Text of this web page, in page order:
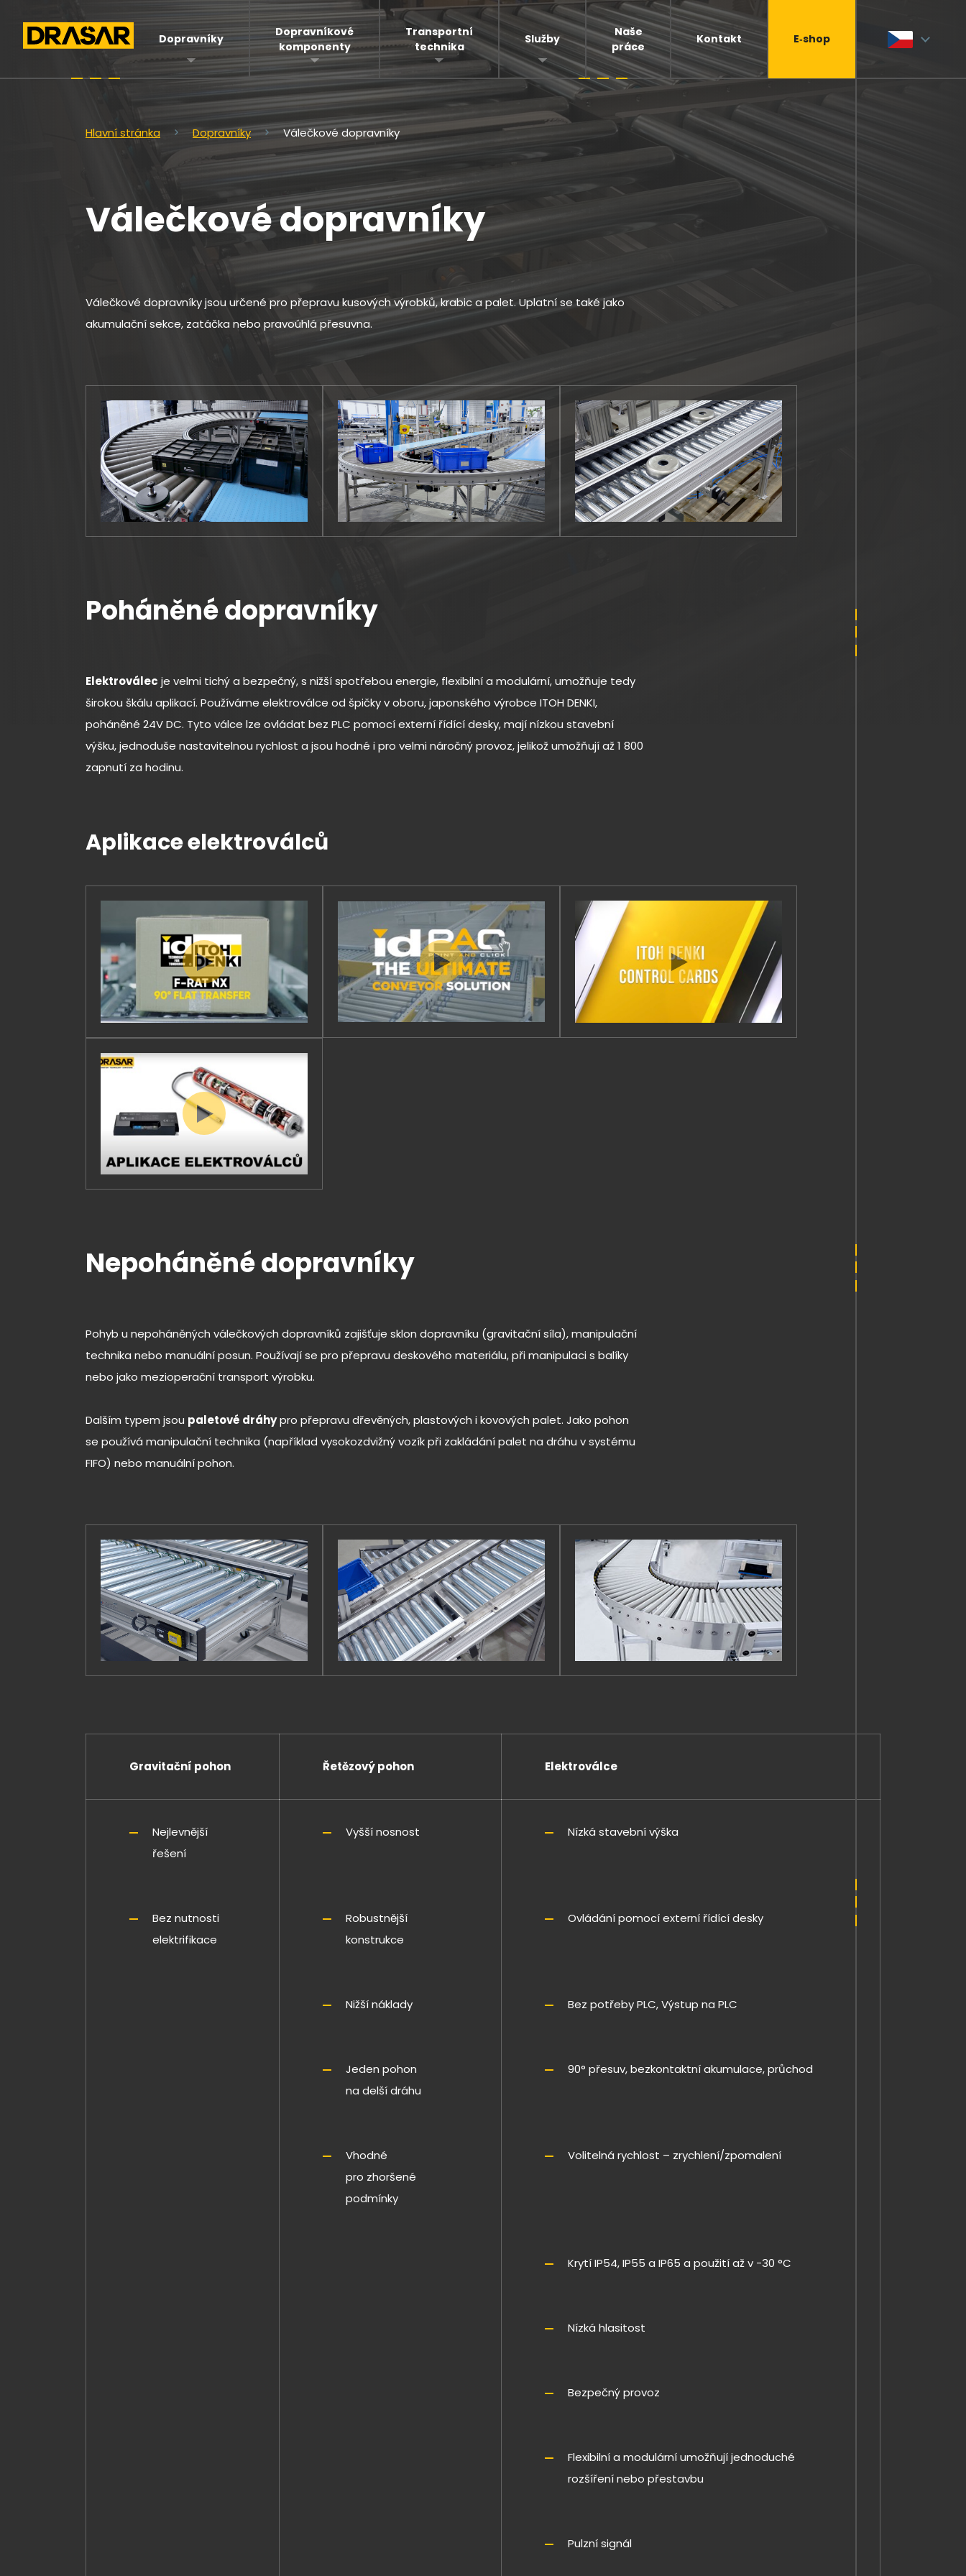
Dopravníky
Dopravníkové
komponenty
Transportní
technika
Služby
Naše
práce
Kontakt E‑shop
Hlavní stránka Dopravníky Válečkové dopravníky
Válečkové dopravníky
Válečkové dopravníky jsou určené pro přepravu kusových výrobků, krabic a palet. Uplatní se také jako
akumulační sekce, zatáčka nebo pravoúhlá přesuvna.
Poháněné dopravníky
Elektroválec je velmi tichý a bezpečný, s nižší spotřebou energie, flexibilní a modulární, umožňuje tedy
širokou škálu aplikací. Používáme elektroválce od špičky v oboru, japonského výrobce ITOH DENKI,
poháněné 24V DC. Tyto válce lze ovládat bez PLC pomocí externí řídící desky, mají nízkou stavební
výšku, jednoduše nastavitelnou rychlost a jsou hodné i pro velmi náročný provoz, jelikož umožňují až 1 800
zapnutí za hodinu.
Aplikace elektroválců
Nepoháněné dopravníky
Pohyb u nepoháněných válečkových dopravníků zajišťuje sklon dopravníku (gravitační síla), manipulační
technika nebo manuální posun. Používají se pro přepravu deskového materiálu, při manipulaci s balíky
nebo jako mezioperační transport výrobku.
Dalším typem jsou paletové dráhypro přepravu dřevěných, plastových i kovových palet. Jako pohon
se používá manipulační technika (například vysokozdvižný vozík při zakládání palet na dráhu v systému
FIFO) nebo manuální pohon.
Gravitační pohon Řetězový pohon Elektroválce
Nejlevnější
řešení
Vyšší nosnost Nízká stavební výška
Bez nutnosti
elektrifikace
Robustnější
konstrukce
Ovládání pomocí externí řídící desky
Nižší náklady Bez potřeby PLC, Výstup na PLC
Jeden pohon
na delší dráhu
90° přesuv, bezkontaktní akumulace, průchod
Vhodné
pro zhoršené
podmínky
Volitelná rychlost – zrychlení/zpomalení
Krytí IP54, IP55 a IP65 a použití až v -30 °C
Nízká hlasitost
Bezpečný provoz
Flexibilní a modulární umožňují jednoduché
rozšíření nebo přestavbu
Pulzní signál